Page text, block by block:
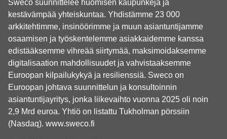
Sweco suunnittelee huomisen kaupunkeja ja
kestävämpää yhteiskuntaa. Yhdistämme 23 000
arkkitehtimme, insinöörimme ja muun asiantuntijamme
osaamisen ja työskentelemme asiakkaidemme kanssa
edistääksemme vihreää siirtymää, maksimoidaksemme
digitalisaation mahdollisuudet ja vahvistaaksemme
Euroopan kilpailukykyä ja resilienssiä. Sweco on
Euroopan johtava suunnittelun ja konsultoinnin
asiantuntijayritys, jonka liikevaihto vuonna 2025 oli noin
2,9 Mrd euroa. Yhtiö on listattu Tukholman pörssiin
(Nasdaq). www.sweco.fi